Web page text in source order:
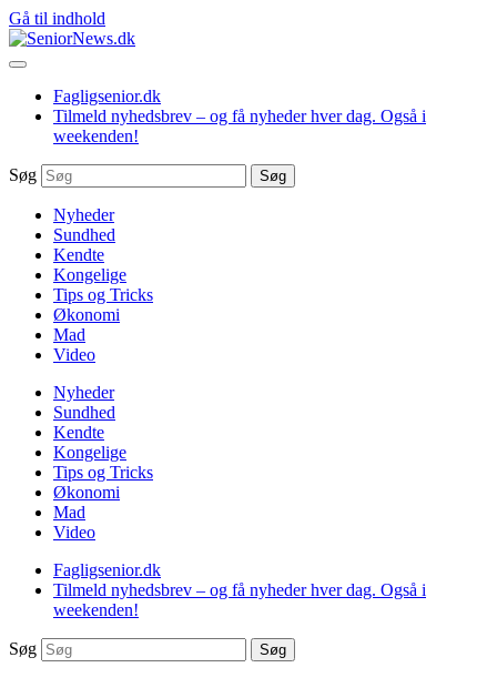
Gå til indhold
Fagligsenior.dk
Tilmeld nyhedsbrev – og få nyheder hver dag. Også i
weekenden!
Søg Søg
Nyheder
Sundhed
Kendte
Kongelige
Tips og Tricks
Økonomi
Mad
Video
Nyheder
Sundhed
Kendte
Kongelige
Tips og Tricks
Økonomi
Mad
Video
Fagligsenior.dk
Tilmeld nyhedsbrev – og få nyheder hver dag. Også i
weekenden!
Søg Søg